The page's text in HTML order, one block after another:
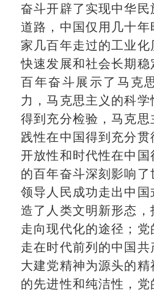
奋斗开辟了实现中华
道路，中国仅用几十年
家几百年走过的工业
快速发展和社会长期
百年奋斗展示了马克
力，马克思主义的科学
得到充分检验，马克
践性在中国得到充分
开放性和时代性在中
的百年奋斗深刻影响
领导人民成功走出中国
造了人类文明新形态
走向现代化的途径；党
走在时代前列的中国
大建党精神为源头的
的先进性和纯洁性，